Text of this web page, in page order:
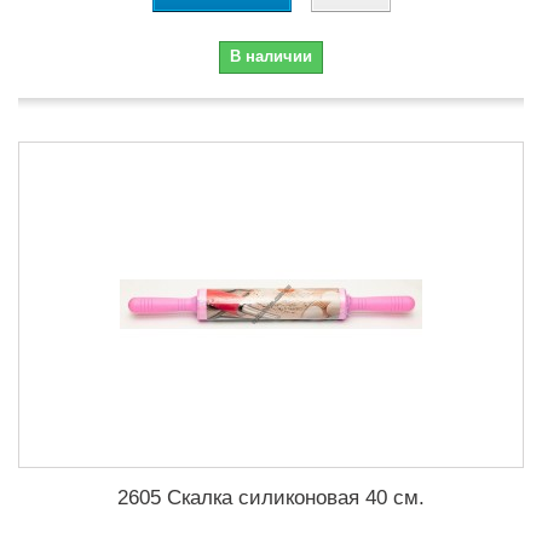
В наличии
2605 Скалка силиконовая 40 см.